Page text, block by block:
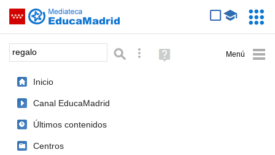
Saltar navegación
Palabra o frase: Búsqueda avanzada
Ayuda
(en
Inicio
Canal EducaMadrid
Últimos contenidos
Centros